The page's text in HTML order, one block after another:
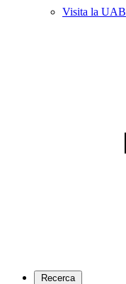
Visita la UAB
Recerca